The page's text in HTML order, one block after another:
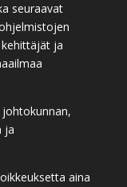
seuraavat
ja
johtokunnan,
ja
aina